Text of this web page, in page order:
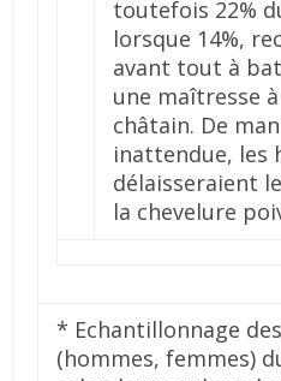
toutefois 22%
lorsque 14%,
avant tout à
une maîtresse
châtain. De
inattendue, les
délaisseraient
la chevelure
* Echantillonnage
(hommes, femmes)